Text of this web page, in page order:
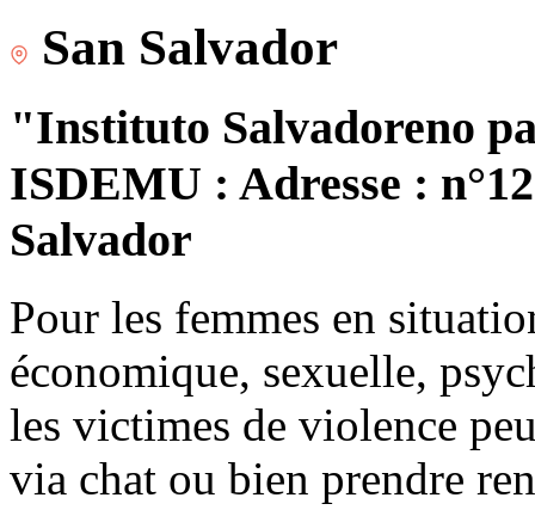
San Salvador
"Instituto Salvadoreno
ISDEMU : Adresse :
Salvador
Pour les femmes en
économique, sexuelle,
les victimes de violence
via chat ou bien prendre